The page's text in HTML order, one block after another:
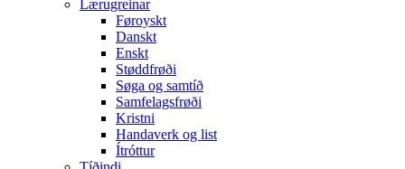
Lærugreinar
Føroyskt
Danskt
Enskt
Støddfrøði
Søga og samtíð
Samfelagsfrøði
Kristni
Handaverk og list
Ítróttur